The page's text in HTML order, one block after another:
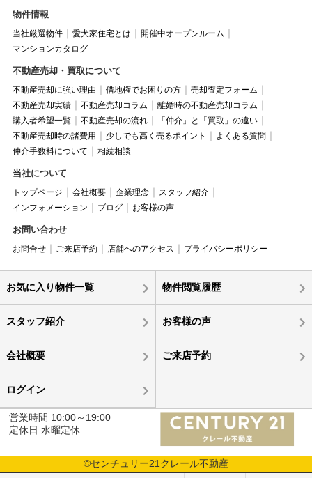
物件情報
当社厳選物件 愛犬家住宅とは
開催中オープンルーム
マンションカタログ
不動産売却・買取について
不動産売却に強い理由 借地権でお困りの方
売却査定フォーム
不動産売却実績
不動産売却コラム
離婚時の不動産売却コラム
購入者希望一覧
不動産売却の流れ
「仲介」と「買取」の違い
不動産売却時の諸費用
少しでも高く売るポイント
よくある質問
仲介手数料について
相続相談
当社について
トップページ 会社概要 企業理念
スタッフ紹介
インフォメーション
ブログ お客様の声
お問い合わせ
お問合せ ご来店予約 店舗へのアクセス プライバシーポリシー
お気に入り物件一覧 物件閲覧履歴
スタッフ紹介 お客様の声
会社概要 ご来店予約
ログイン
営業時間 10:00～19:00
定休日 水曜定休
©センチュリー21クレール不動産